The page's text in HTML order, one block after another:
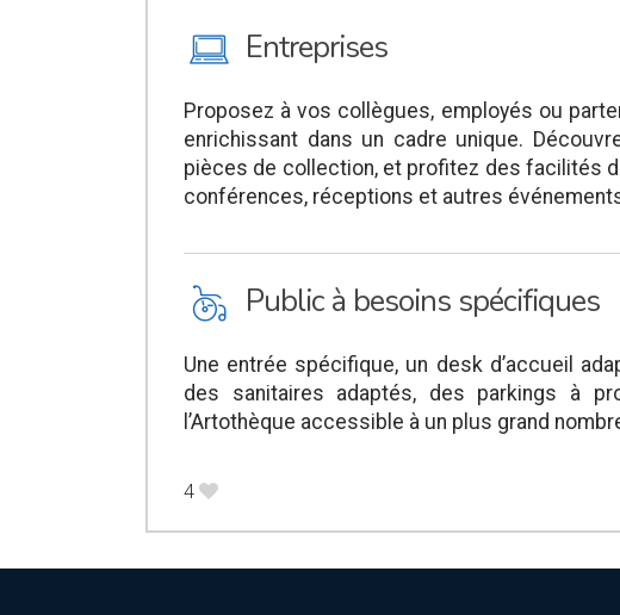
M Entreprises
Proposez à vos collègues, employés ou
enrichissant dans un cadre unique.
pièces de collection, et profitez des facilités
conférences, réceptions et autres
L Public à besoins spécifiques
Une entrée spécifique, un desk d’accueil
des sanitaires adaptés, des parkings à
l’Artothèque accessible à un plus grand
4 B